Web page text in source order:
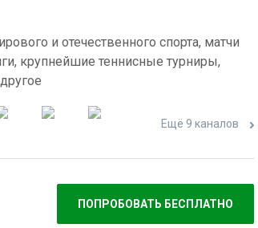
и отечественного спорта, матчи
крупнейшие теннисные турниры,
Ещё 9 каналов
ПОПРОБОВАТЬ БЕСПЛАТНО